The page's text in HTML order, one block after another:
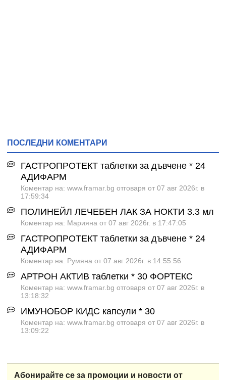
ПОСЛЕДНИ КОМЕНТАРИ
ГАСТРОПРОТЕКТ таблетки за дъвчене * 24
АДИФАРМ
Коментар на: www.framar.bg отговаря от 07 авг 2026г. в
17:59:34
ПОЛИНЕЙЛ ЛЕЧЕБЕН ЛАК ЗА НОКТИ 3.3 мл
Коментар на: Марияна от 07 авг 2026г. в 17:47:05
ГАСТРОПРОТЕКТ таблетки за дъвчене * 24
АДИФАРМ
Коментар на: Румяна от 07 авг 2026г. в 14:55:56
АРТРОН АКТИВ таблетки * 30 ФОРТЕКС
Коментар на: www.framar.bg отговаря от 07 авг 2026г. в
13:18:32
ИМУНОБОР КИДС капсули * 30
Коментар на: www.framar.bg отговаря от 07 авг 2026г. в
13:09:22
Абонирайте се за промоции и новости от